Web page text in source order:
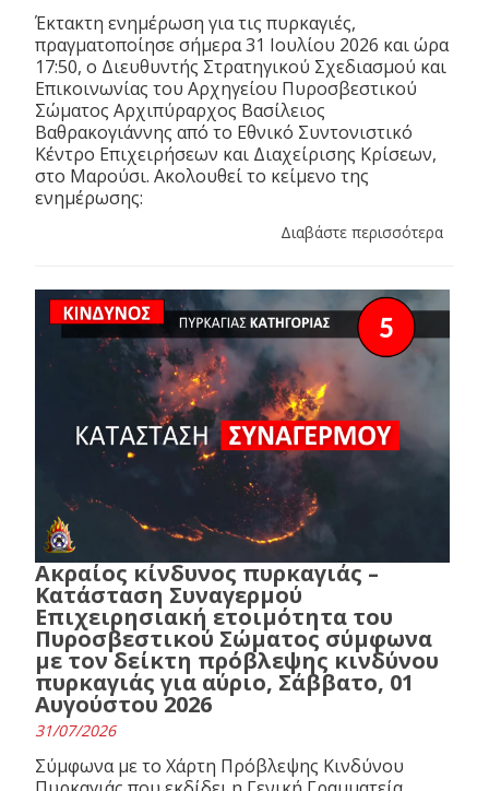
Έκτακτη ενημέρωση για τις πυρκαγιές,
πραγματοποίησε σήμερα 31 Ιουλίου 2026 και ώρα
17:50, ο Διευθυντής Στρατηγικού Σχεδιασμού και
Επικοινωνίας του Αρχηγείου Πυροσβεστικού
Σώματος Αρχιπύραρχος Βασίλειος
Βαθρακογιάννης από το Εθνικό Συντονιστικό
Κέντρο Επιχειρήσεων και Διαχείρισης Κρίσεων,
στο Μαρούσι. Ακολουθεί το κείμενο της
ενημέρωσης:
Διαβάστε περισσότερα
Ακραίος κίνδυνος πυρκαγιάς –
Κατάσταση Συναγερμού
Επιχειρησιακή ετοιμότητα του
Πυροσβεστικού Σώματος σύμφωνα
με τον δείκτη πρόβλεψης κινδύνου
πυρκαγιάς για αύριο, Σάββατο, 01
Αυγούστου 2026
31/07/2026
Σύμφωνα με το Χάρτη Πρόβλεψης Κινδύνου